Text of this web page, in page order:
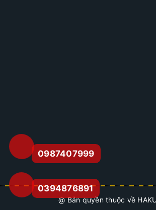
@ Bản quyền thuộc về
0394876891
0987407999